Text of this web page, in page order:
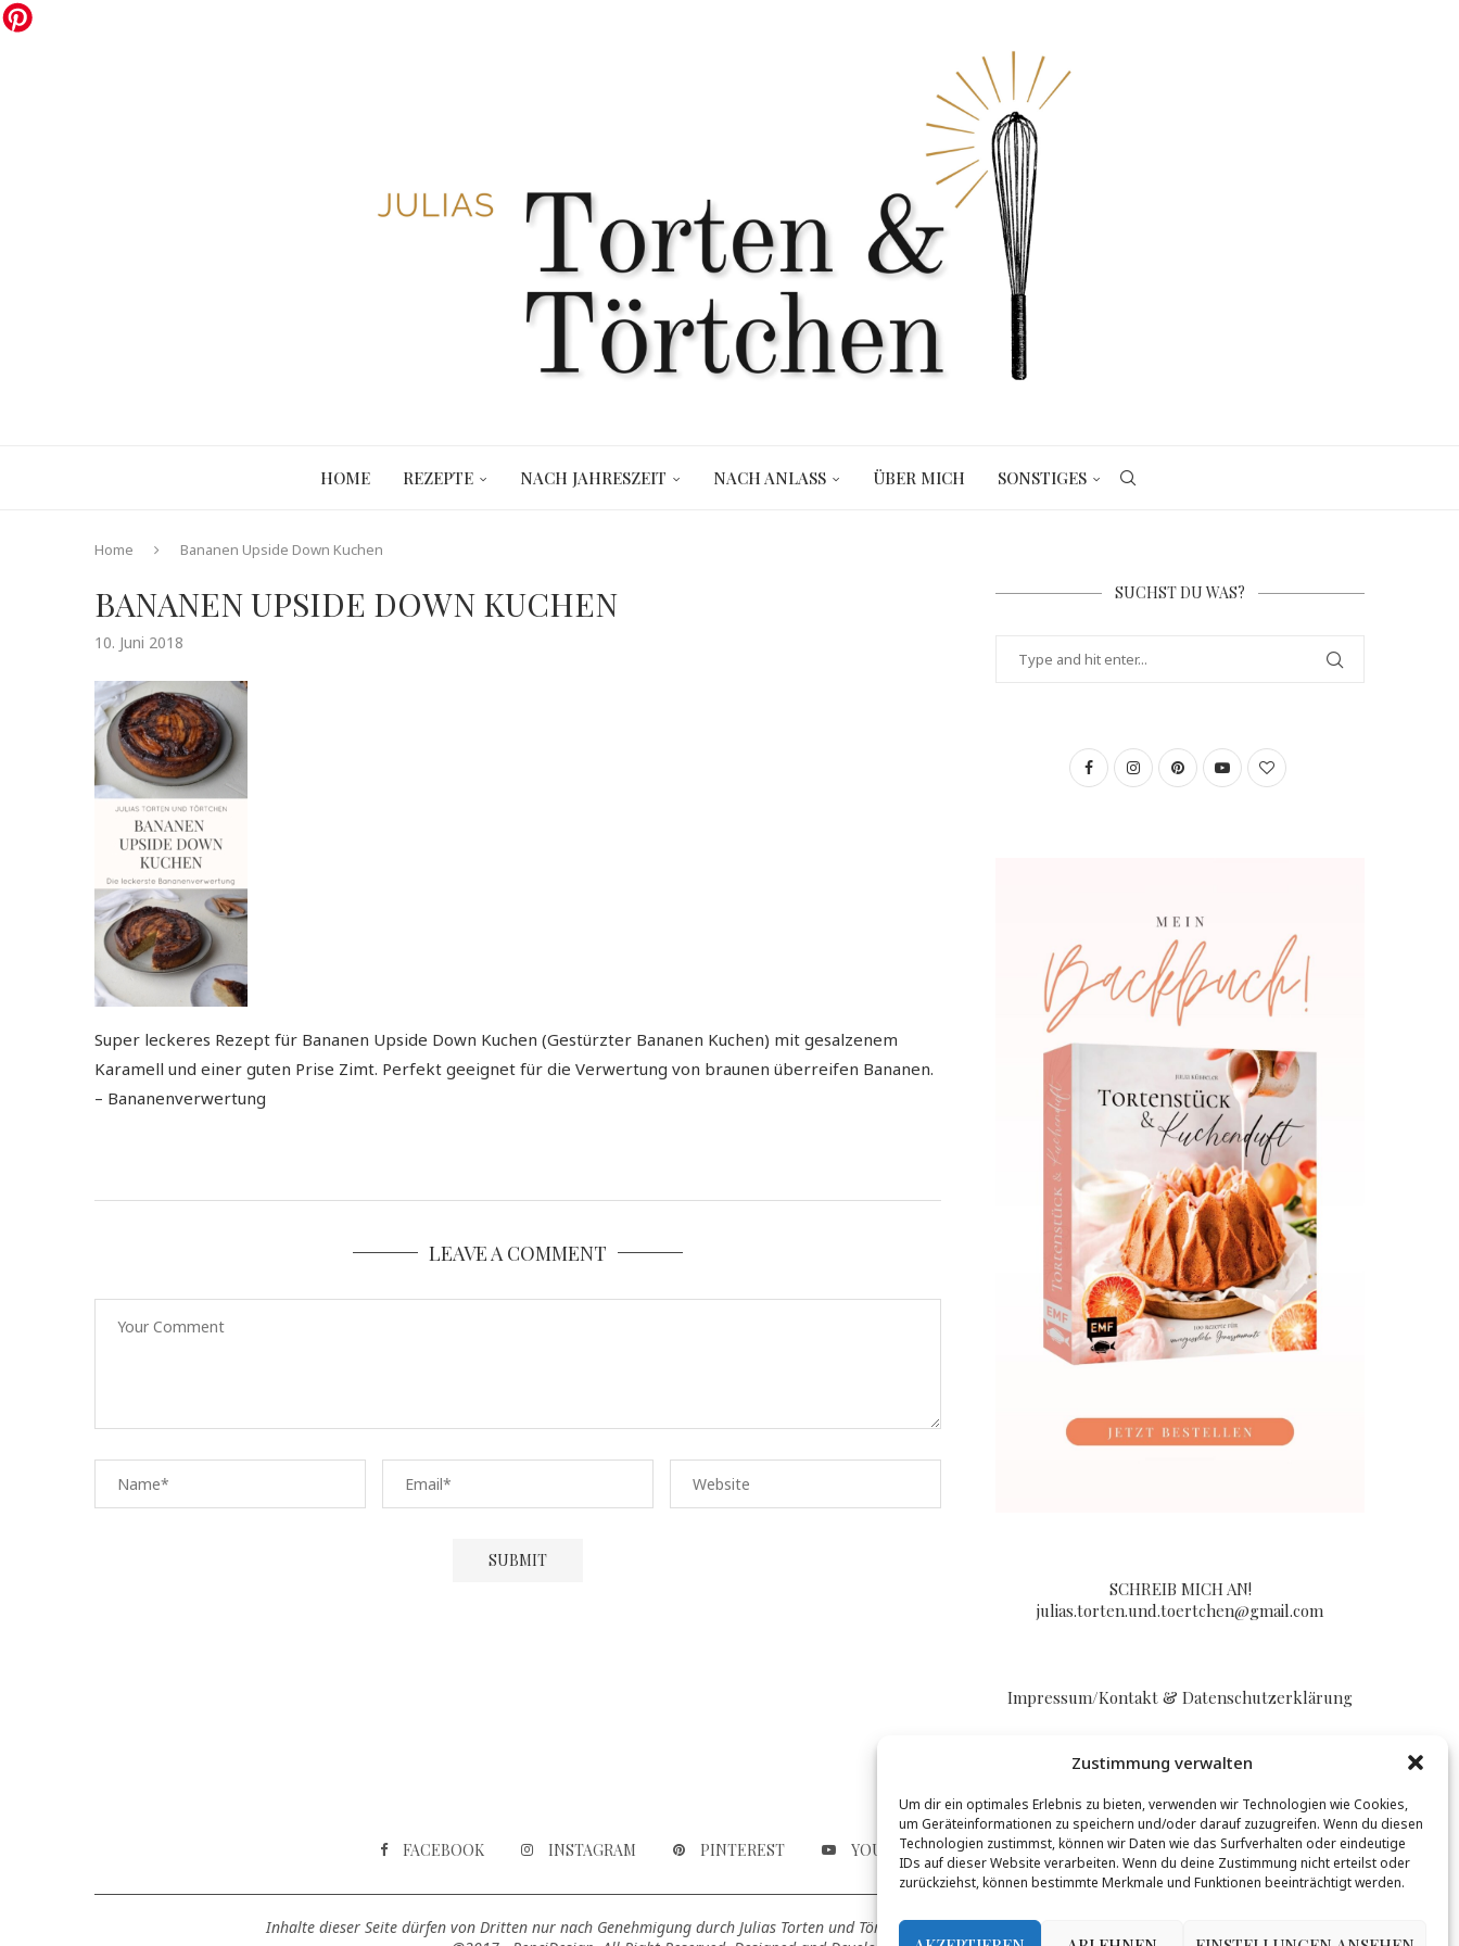
Zustimmung verwalten
Um dir ein optimales Erlebnis zu bieten, verwenden wir Technologien wie Cookies,
um Geräteinformationen zu speichern und/oder darauf zuzugreifen. Wenn du diesen
Technologien zustimmst, können wir Daten wie das Surfverhalten oder eindeutige
IDs auf dieser Website verarbeiten. Wenn du deine Zustimmung nicht erteilst oder
zurückziehst, können bestimmte Merkmale und Funktionen beeinträchtigt werden.
HOME REZEPTE NACH JAHRESZEIT NACH ANLASS ÜBER MICH SONSTIGES
Home Bananen Upside Down Kuchen
BANANEN UPSIDE DOWN KUCHEN
10. Juni 2018
Super leckeres Rezept für Bananen Upside Down Kuchen (Gestürzter Bananen Kuchen) mit gesalzenem
Karamell und einer guten Prise Zimt. Perfekt geeignet für die Verwertung von braunen überreifen Bananen.
– Bananenverwertung
LEAVE A COMMENT
SUCHST DU WAS?
SCHREIB MICH AN!
julias.torten.und.toertchen@gmail.com
Impressum/Kontakt & Datenschutzerklärung
FACEBOOK INSTAGRAM PINTEREST YOUTUBE BLOGLOVIN
Inhalte dieser Seite dürfen von Dritten nur nach Genehmigung durch Julias Torten und Törtchen genutzt werden, mehr Infos gibt es